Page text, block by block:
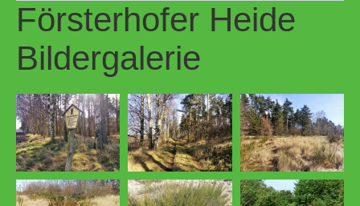
Försterhofer Heide
Bildergalerie